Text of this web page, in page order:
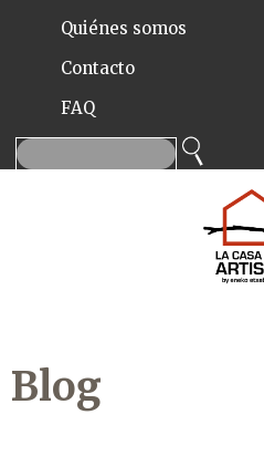
Quiénes somos
Contacto
FAQ
Blog